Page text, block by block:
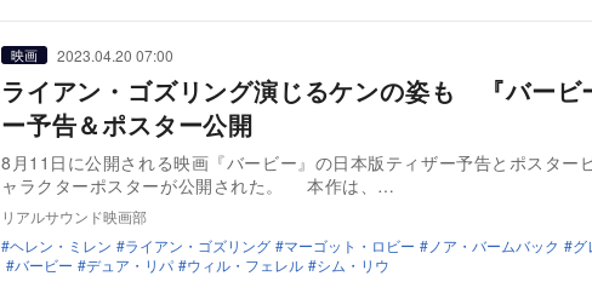
映画 2023.04.20 07:00
ライアン・ゴズリング演じるケンの姿も 『バービ
ー予告＆ポスター公開
8月11日に公開される映画『バービー』の日本版ティザー予告とポスター
ャラクターポスターが公開された。 本作は、…
リアルサウンド映画部
ヘレン・ミレン
ライアン・ゴズリング マーゴット・ロビー ノア・バームバック
グ
バービー
デュア・リパ ウィル・フェレル シム・リウ